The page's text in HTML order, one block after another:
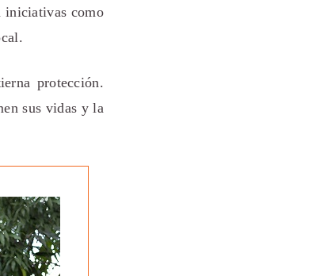
iniciativas como
protección.
sus vidas y la